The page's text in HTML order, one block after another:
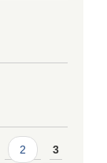
2 3